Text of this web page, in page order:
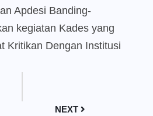
Apdesi Banding-
kegiatan Kades yang
Kritikan Dengan Institusi
NEXT